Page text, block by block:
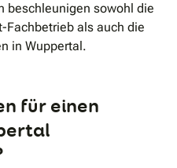
beschleunigen sowohl die
Fachbetrieb als auch die
in Wuppertal.
für einen